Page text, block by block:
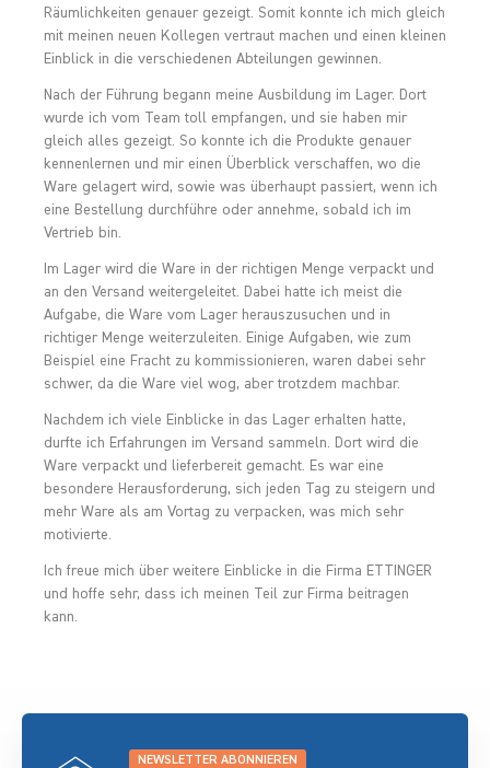
Räumlichkeiten genauer gezeigt. Somit konnte ich mich gleich
mit meinen neuen Kollegen vertraut machen und einen kleinen
Einblick in die verschiedenen Abteilungen gewinnen.
Nach der Führung begann meine Ausbildung im Lager. Dort
wurde ich vom Team toll empfangen, und sie haben mir
gleich alles gezeigt. So konnte ich die Produkte genauer
kennenlernen und mir einen Überblick verschaffen, wo die
Ware gelagert wird, sowie was überhaupt passiert, wenn ich
eine Bestellung durchführe oder annehme, sobald ich im
Vertrieb bin.
Im Lager wird die Ware in der richtigen Menge verpackt und
an den Versand weitergeleitet. Dabei hatte ich meist die
Aufgabe, die Ware vom Lager herauszusuchen und in
richtiger Menge weiterzuleiten. Einige Aufgaben, wie zum
Beispiel eine Fracht zu kommissionieren, waren dabei sehr
schwer, da die Ware viel wog, aber trotzdem machbar.
Nachdem ich viele Einblicke in das Lager erhalten hatte,
durfte ich Erfahrungen im Versand sammeln. Dort wird die
Ware verpackt und lieferbereit gemacht. Es war eine
besondere Herausforderung, sich jeden Tag zu steigern und
mehr Ware als am Vortag zu verpacken, was mich sehr
motivierte.
Ich freue mich über weitere Einblicke in die Firma ETTINGER
und hoffe sehr, dass ich meinen Teil zur Firma beitragen
kann.
NEWSLETTER ABONNIEREN